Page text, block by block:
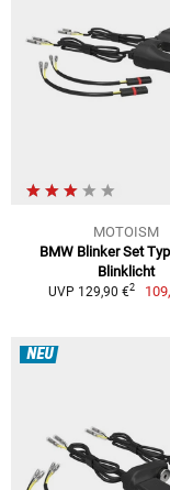
MOTOISM
BMW Blinker Set
Blinklicht
UVP 129,90 €2
NEU